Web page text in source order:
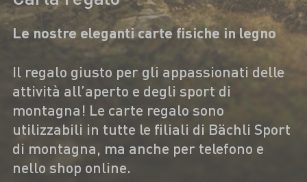
Le nostre eleganti carte fisiche in legno
Il regalo giusto per gli appassionati delle
attività all’aperto e degli sport di
montagna! Le carte regalo sono
utilizzabili in tutte le filiali di Bächli Sport
di montagna, ma anche per telefono e
nello shop online.